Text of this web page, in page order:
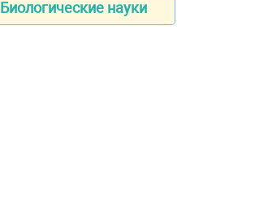
Биологические науки